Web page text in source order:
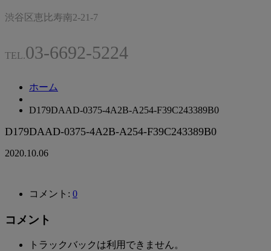
渋谷区恵比寿南2-21-7
TEL.03-6692-5224
ホーム
D179DAAD-0375-4A2B-A254-F39C243389B0
D179DAAD-0375-4A2B-A254-F39C243389B0
2020.10.06
コメント: 0
コメント
トラックバックは利用できません。